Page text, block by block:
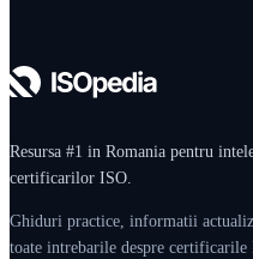
Resursa #1 in Romania pentru
certificarilor ISO.
Ghiduri practice, informatii
toate intrebarile despre certificarile